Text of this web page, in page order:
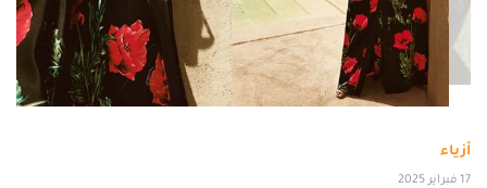
أزياء
17 فبراير 2025